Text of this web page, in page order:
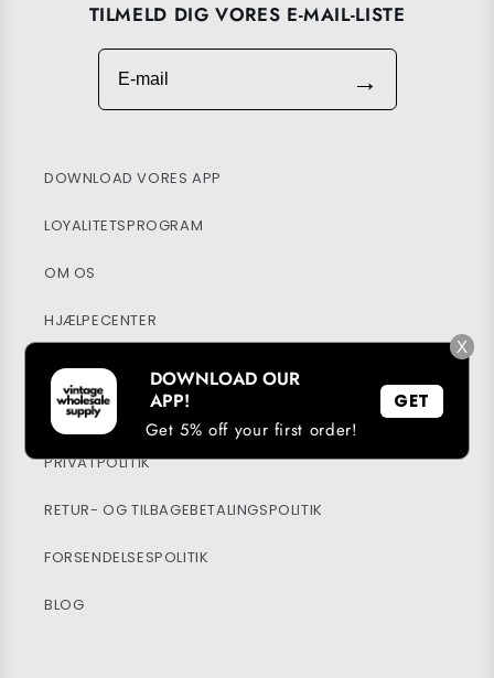
TILMELD DIG VORES E-MAIL-LISTE
E-mail
→
DOWNLOAD VORES APP
LOYALITETSPROGRAM
OM OS
HJÆLPECENTER
MIN KONTO
BÆREDYGTIGHED
PRIVATPOLITIK
RETUR- OG TILBAGEBETALINGSPOLITIK
FORSENDELSESPOLITIK
BLOG
X
DOWNLOAD OUR
APP!
Get 5% off your first order!
GET